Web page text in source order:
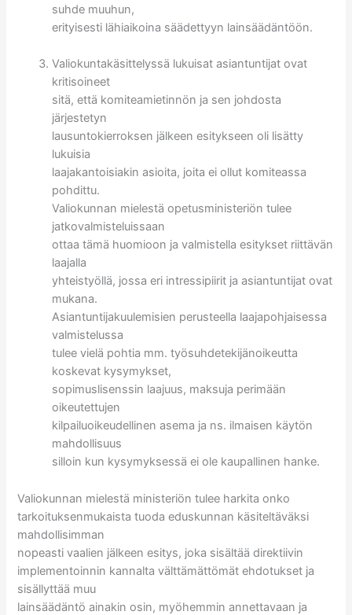
suhde muuhun,
erityisesti lähiaikoina säädettyyn lainsäädäntöön.
Valiokuntakäsittelyssä lukuisat asiantuntijat ovat
kritisoineet
sitä, että komiteamietinnön ja sen johdosta
järjestetyn
lausuntokierroksen jälkeen esitykseen oli lisätty
lukuisia
laajakantoisiakin asioita, joita ei ollut komiteassa
pohdittu.
Valiokunnan mielestä opetusministeriön tulee
jatkovalmisteluissaan
ottaa tämä huomioon ja valmistella esitykset riittävän
laajalla
yhteistyöllä, jossa eri intressipiirit ja asiantuntijat ovat
mukana.
Asiantuntijakuulemisien perusteella laajapohjaisessa
valmistelussa
tulee vielä pohtia mm. työsuhdetekijänoikeutta
koskevat kysymykset,
sopimuslisenssin laajuus, maksuja perimään
oikeutettujen
kilpailuoikeudellinen asema ja ns. ilmaisen käytön
mahdollisuus
silloin kun kysymyksessä ei ole kaupallinen hanke.
Valiokunnan mielestä ministeriön tulee harkita onko
tarkoituksenmukaista tuoda eduskunnan käsiteltäväksi
mahdollisimman
nopeasti vaalien jälkeen esitys, joka sisältää direktiivin
implementoinnin kannalta välttämättömät ehdotukset ja
sisällyttää muu
lainsäädäntö ainakin osin, myöhemmin annettavaan ja